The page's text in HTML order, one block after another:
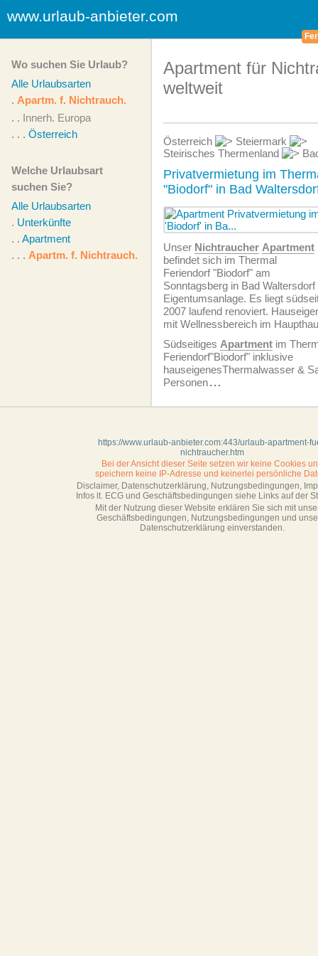
www.urlaub-anbieter.com
Wo suchen Sie Urlaub?
Alle Urlaubsarten
. Apartm. f. Nichtrauch.
. . Innerh. Europa
. . . Österreich
Welche Urlaubsart
suchen Sie?
Alle Urlaubsarten
. Unterkünfte
. . Apartment
. . . Apartm. f. Nichtrauch.
Apartment für
weltweit
Österreich
Steiermark
Steirisches Thermenland
Privatvermietung im
"Biodorf" in Bad
Unser Nichtraucher Apartment
befindet sich im Thermal
Feriendorf "Biodorf" am
Sonntagsberg in Bad Waltersdorf
Eigentumsanlage. Es liegt
2007 laufend renoviert.
mit Wellnessbereich im
Südseitiges Apartment im
Feriendorf"Biodorf" inklusive
hauseigenesThermalwasser &
Personen...
https://www.urlaub-anbieter.com:443/urlaub-apartment-
nichtraucher.htm
Bei der Ansicht dieser Seite setzen wir keine Cookies
speichern keine IP-Adresse und keinerlei persönliche
Disclaimer, Datenschutzerklärung, Nutzungsbedingungen,
Infos lt. ECG und Geschäftsbedingungen siehe Links auf der
Mit der Nutzung dieser Website erklären Sie sich mit
Geschäftsbedin­gungen, Nutzungsbedingungen und
Datenschutzerklärung einverstanden.